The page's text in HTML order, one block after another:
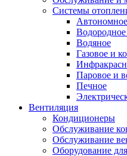
Системы
Водяное
Газовое и
Паровое и
Печное
Вентиляция
Кондиционеры
Обслуживание
Обслуживание
Оборудование